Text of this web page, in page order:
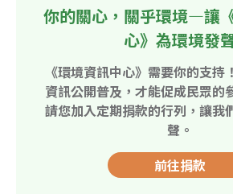
你的關心，關乎環境—讓
心》為環境發
《環境資訊中心》需要你的支持
資訊公開普及，才能促成民眾的
請您加入定期捐款的行列，讓我
聲。
前往捐款